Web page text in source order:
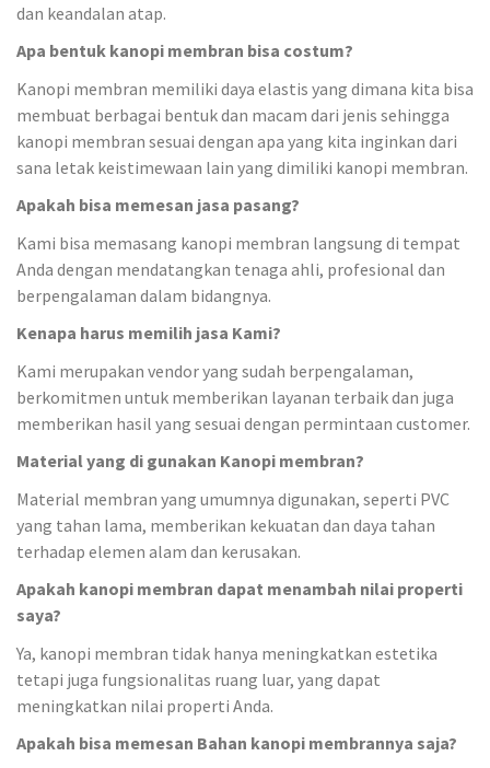
dan keandalan atap.
Apa bentuk kanopi membran bisa costum?
Kanopi membran memiliki daya elastis yang dimana kita bisa
membuat berbagai bentuk dan macam dari jenis sehingga
kanopi membran sesuai dengan apa yang kita inginkan dari
sana letak keistimewaan lain yang dimiliki kanopi membran.
Apakah bisa memesan jasa pasang?
Kami bisa memasang kanopi membran langsung di tempat
Anda dengan mendatangkan tenaga ahli, profesional dan
berpengalaman dalam bidangnya.
Kenapa harus memilih jasa Kami?
Kami merupakan vendor yang sudah berpengalaman,
berkomitmen untuk memberikan layanan terbaik dan juga
memberikan hasil yang sesuai dengan permintaan customer.
Material yang di gunakan Kanopi membran?
Material membran yang umumnya digunakan, seperti PVC
yang tahan lama, memberikan kekuatan dan daya tahan
terhadap elemen alam dan kerusakan.
Apakah kanopi membran dapat menambah nilai properti
saya?
Ya, kanopi membran tidak hanya meningkatkan estetika
tetapi juga fungsionalitas ruang luar, yang dapat
meningkatkan nilai properti Anda.
Apakah bisa memesan Bahan kanopi membrannya saja?